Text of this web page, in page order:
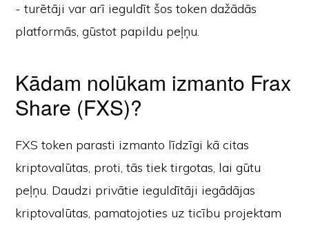
- turētāji var arī ieguldīt šos token dažādās
platformās, gūstot papildu peļņu.
Kādam nolūkam izmanto Frax
Share (FXS)?
FXS token parasti izmanto līdzīgi kā citas
kriptovalūtas, proti, tās tiek tirgotas, lai gūtu
peļņu. Daudzi privātie ieguldītāji iegādājas
kriptovalūtas, pamatojoties uz ticību projektam